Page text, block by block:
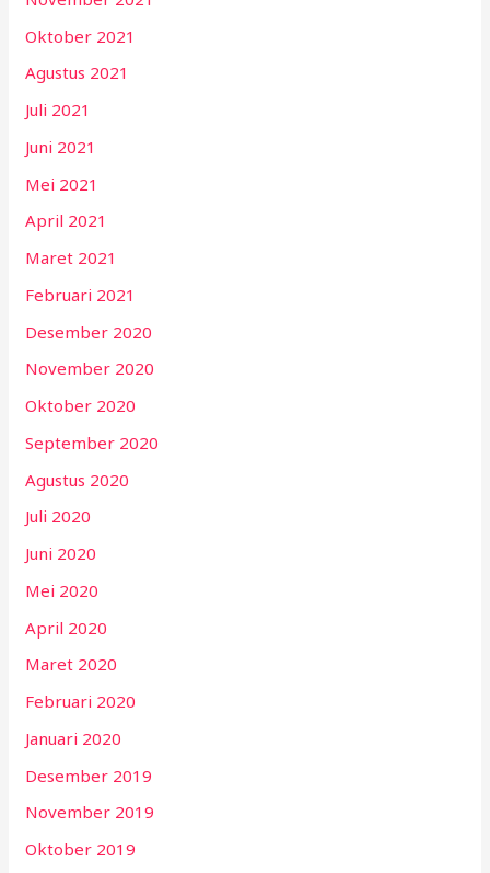
Oktober 2021
Agustus 2021
Juli 2021
Juni 2021
Mei 2021
April 2021
Maret 2021
Februari 2021
Desember 2020
November 2020
Oktober 2020
September 2020
Agustus 2020
Juli 2020
Juni 2020
Mei 2020
April 2020
Maret 2020
Februari 2020
Januari 2020
Desember 2019
November 2019
Oktober 2019